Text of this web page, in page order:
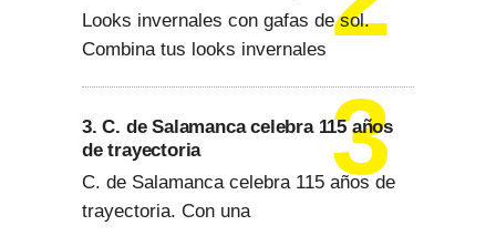
Looks invernales con gafas de sol.
Combina tus looks invernales
3. C. de Salamanca celebra 115 años
de trayectoria
C. de Salamanca celebra 115 años de
trayectoria. Con una